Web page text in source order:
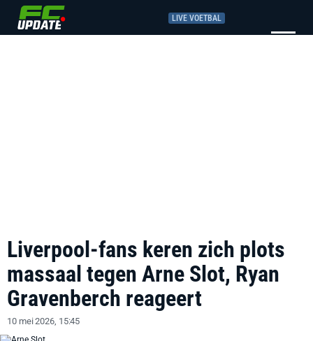
LIVE VOETBAL
Liverpool-fans keren zich plots
massaal tegen Arne Slot, Ryan
Gravenberch reageert
10 mei 2026, 15:45